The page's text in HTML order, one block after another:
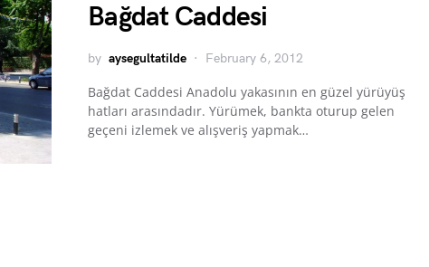
Bağdat Caddesi
by aysegultatilde February 6, 2012
Bağdat Caddesi Anadolu yakasının en güzel yürüyüş
hatları arasındadır. Yürümek, bankta oturup gelen
geçeni izlemek ve alışveriş yapmak…